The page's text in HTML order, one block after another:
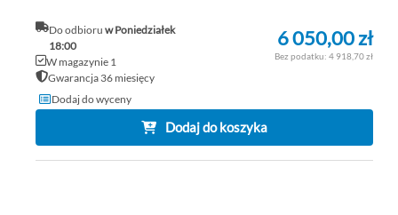
Do odbioruw Poniedziałek
18:00
W magazynie 1
Gwarancja 36 miesięcy
6 050,00 zł
4 918,70 zł
Dodaj do wyceny
Dodaj do koszyka